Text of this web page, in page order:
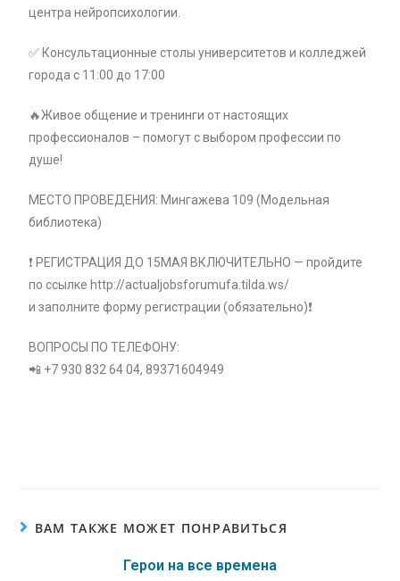
центра нейропсихологии.
✅ Консультационные столы университетов и колледжей
города с 11:00 до 17:00
🔥Живое общение и тренинги от настоящих
профессионалов – помогут с выбором профессии по
душе!
МЕСТО ПРОВЕДЕНИЯ: Мингажева 109 (Модельная
библиотека)
❗ РЕГИСТРАЦИЯ ДО 15МАЯ ВКЛЮЧИТЕЛЬНО — пройдите
по ссылке http://actualjobsforumufa.tilda.ws/
и заполните форму регистрации (обязательно)❗
ВОПРОСЫ ПО ТЕЛЕФОНУ:
📲 +7 930 832 64 04, 89371604949
ВАМ ТАКЖЕ МОЖЕТ ПОНРАВИТЬСЯ
Герои на все времена